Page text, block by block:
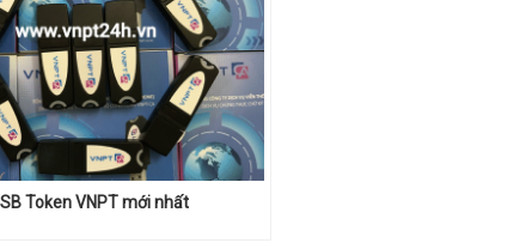
Token VNPT mới nhất